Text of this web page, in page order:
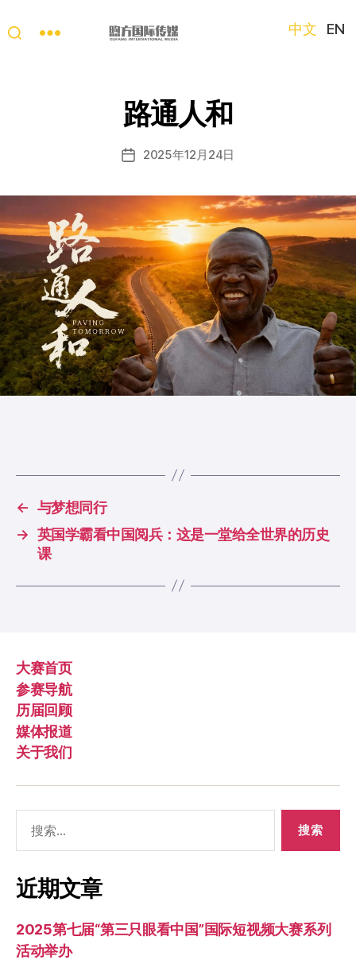
只
眼
看
中
际
短
视
频
大
赛
中文 EN
路通人和
发 2025年12月24日
← 与梦想同行
→ 英国学霸看中国阅兵：这是一堂给全世界的历史
课
大赛首页
参赛导航
历届回顾
媒体报道
关于我们
索：
近期文章
2025第七届“第三只眼看中国”国际短视频大赛系列
活动举办